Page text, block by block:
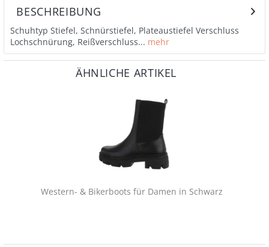
BESCHREIBUNG
Schuhtyp Stiefel, Schnürstiefel, Plateaustiefel Verschluss
Lochschnürung, Reißverschluss... mehr
ÄHNLICHE ARTIKEL
Western- & Bikerboots für Damen in Schwarz